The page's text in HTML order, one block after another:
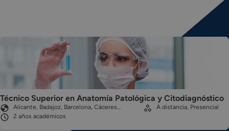
Técnico Superior en Anatomía Patológica y Citodiagnóstico
Alicante, Badajoz, Barcelona, Cáceres…
2 años académicos
A distancia, Presencial